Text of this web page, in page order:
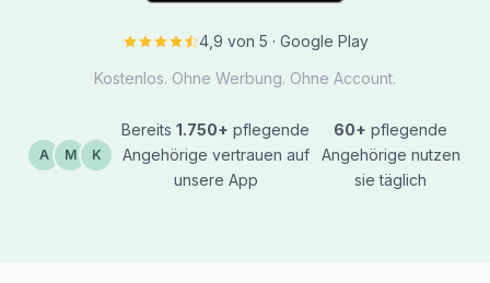
4,9 von 5 · Google Play
Kostenlos. Ohne Werbung. Ohne Account.
A M K
Bereits1.750+ pflegende
Angehörige vertrauen auf
unsere App
60+ pflegende
Angehörige nutzen
sie täglich